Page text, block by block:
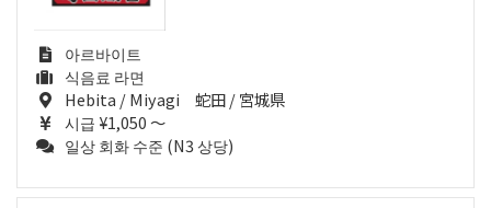
아르바이트
식음료 라면
Hebita / Miyagi 蛇田 / 宮城県
시급 ¥1,050 ～
일상 회화 수준 (N3 상당)